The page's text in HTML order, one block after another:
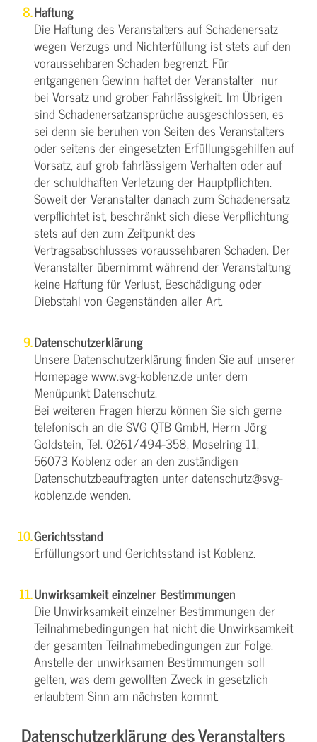
Haftung
Die Haftung des Veranstalters auf Schadenersatz
wegen Verzugs und Nichterfüllung ist stets auf den
voraussehbaren Schaden begrenzt. Für
entgangenen Gewinn haftet der Veranstalter nur
bei Vorsatz und grober Fahrlässigkeit. Im Übrigen
sind Schadenersatzansprüche ausgeschlossen, es
sei denn sie beruhen von Seiten des Veranstalters
oder seitens der eingesetzten Erfüllungsgehilfen auf
Vorsatz, auf grob fahrlässigem Verhalten oder auf
der schuldhaften Verletzung der Hauptpflichten.
Soweit der Veranstalter danach zum Schadenersatz
verpflichtet ist, beschränkt sich diese Verpflichtung
stets auf den zum Zeitpunkt des
Vertragsabschlusses voraussehbaren Schaden. Der
Veranstalter übernimmt während der Veranstaltung
keine Haftung für Verlust, Beschädigung oder
Diebstahl von Gegenständen aller Art.
Datenschutzerklärung
Unsere Datenschutzerklärung finden Sie auf unserer
Homepagewww.svg-koblenz.de unter dem
Menüpunkt Datenschutz.
Bei weiteren Fragen hierzu können Sie sich gerne
telefonisch an die SVG QTB GmbH, Herrn Jörg
Goldstein, Tel. 0261/494-358, Moselring 11,
56073 Koblenz oder an den zuständigen
Datenschutzbeauftragten unter datenschutz@svg-
koblenz.de wenden.
Gerichtsstand
Erfüllungsort und Gerichtsstand ist Koblenz.
Unwirksamkeit einzelner Bestimmungen
Die Unwirksamkeit einzelner Bestimmungen der
Teilnahmebedingungen hat nicht die Unwirksamkeit
der gesamten Teilnahmebedingungen zur Folge.
Anstelle der unwirksamen Bestimmungen soll
gelten, was dem gewollten Zweck in gesetzlich
erlaubtem Sinn am nächsten kommt.
Datenschutzerklärung des Veranstalters